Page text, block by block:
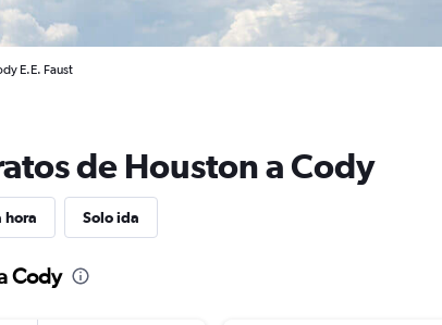
E.E. Faust
de Houston a Cody
hora Solo ida
Cody